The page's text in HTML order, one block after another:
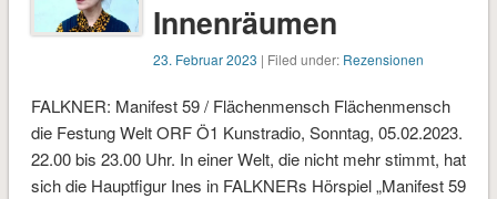
Innenräumen
23. Februar 2023 | Filed under: Rezensionen
FALKNER: Manifest 59 / Flächenmensch Flächenmensch
die Festung Welt ORF Ö1 Kunstradio, Sonntag, 05.02.2023.
22.00 bis 23.00 Uhr. In einer Welt, die nicht mehr stimmt, hat
sich die Hauptfigur Ines in FALKNERs Hörspiel „Manifest 59